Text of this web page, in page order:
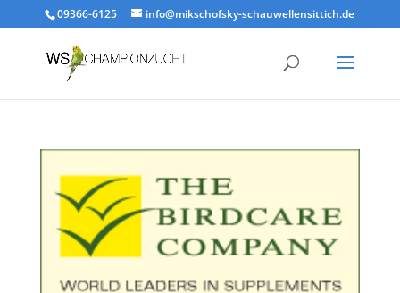
09366-6125 info@mikschofsky-schauwellensittich.de